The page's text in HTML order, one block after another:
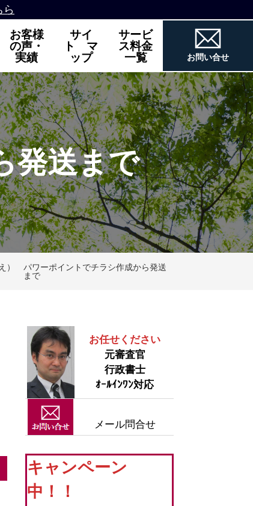
お客様
の声・
実績
サイ
ト マ
ップ
サービ
ス料金
一覧
お問い合せ
発送まで
）
パワーポイントでチラシ作成から発送
まで
お任せください
元審査官
行政書士
ｵｰﾙｲﾝﾜﾝ対応
メール問合せ
キャンペーン
中！！